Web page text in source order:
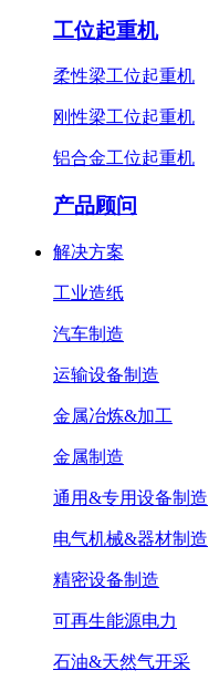
工位起重机
柔性梁工位起重机
刚性梁工位起重机
铝合金工位起重机
产品顾问
解决方案
工业造纸
汽车制造
运输设备制造
金属冶炼&加工
金属制造
通用&专用设备制造
电气机械&器材制造
精密设备制造
可再生能源电力
石油&天然气开采